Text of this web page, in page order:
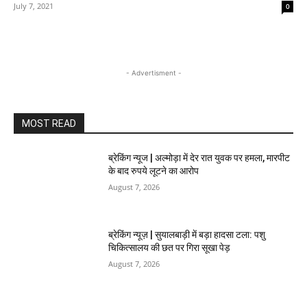
July 7, 2021 0
- Advertisment -
MOST READ
ब्रेकिंग न्यूज | अल्मोड़ा में देर रात युवक पर हमला, मारपीट
के बाद रुपये लूटने का आरोप
August 7, 2026
ब्रेकिंग न्यूज़ | सुयालबाड़ी में बड़ा हादसा टला: पशु
चिकित्सालय की छत पर गिरा सूखा पेड़
August 7, 2026